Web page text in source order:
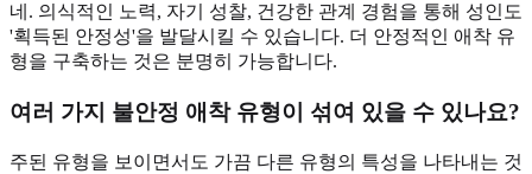
네. 의식적인 노력, 자기 성찰, 건강한 관계 경험을 통해 성인도
'획득된 안정성'을 발달시킬 수 있습니다. 더 안정적인 애착 유
형을 구축하는 것은 분명히 가능합니다.
여러 가지 불안정 애착 유형이 섞여 있을 수 있나요?
주된 유형을 보이면서도 가끔 다른 유형의 특성을 나타내는 것